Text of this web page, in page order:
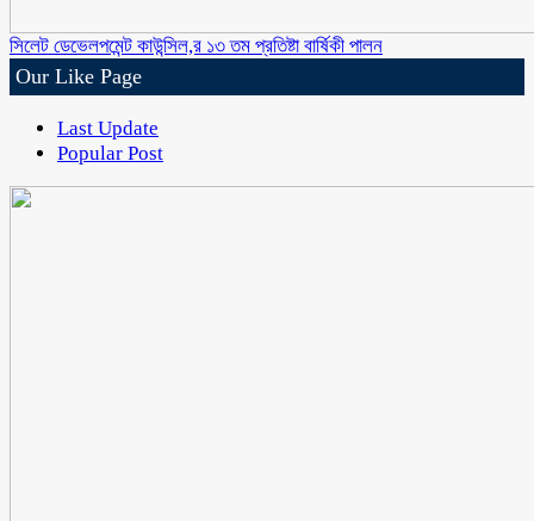
সিলেট ডেভেলপমেন্ট কাউন্সিল,র ১৩ তম প্রতিষ্টা বার্ষিকী পালন
Our Like Page
Last Update
Popular Post